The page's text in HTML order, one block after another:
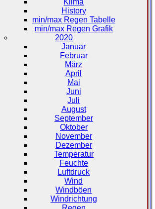
History
min/max Regen Tabelle
min/max Regen Grafik
2020
Januar
Februar
März
April
Mai
Juni
Juli
August
September
Oktober
November
Dezember
Temperatur
Feuchte
Luftdruck
Wind
Windböen
Windrichtung